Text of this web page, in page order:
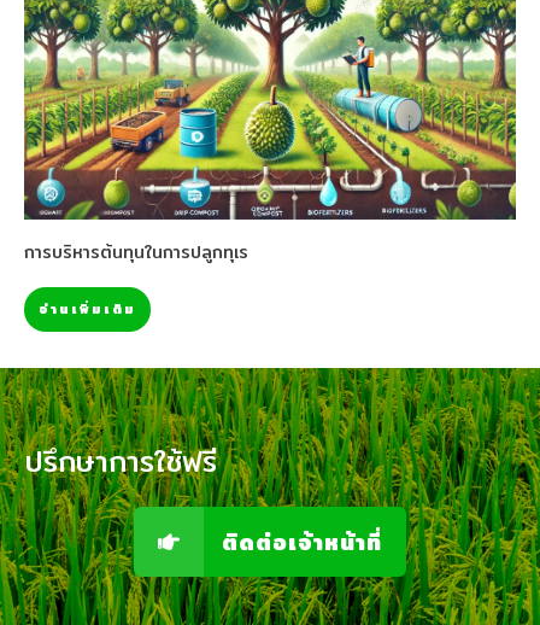
การบริหารต้นทุนในการปลูกทุเร
อ่านเพิ่มเติม
ปรึกษาการใช้ฟรี
ติดต่อเจ้าหน้าที่